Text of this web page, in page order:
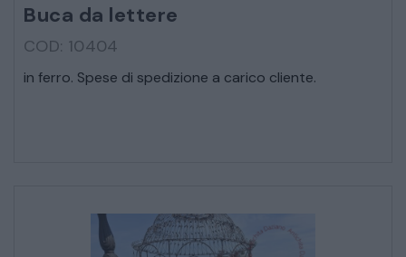
CATALOGO COMPLETO
Buca da lettere
COD: 10404
in ferro. Spese di spedizione a carico cliente.